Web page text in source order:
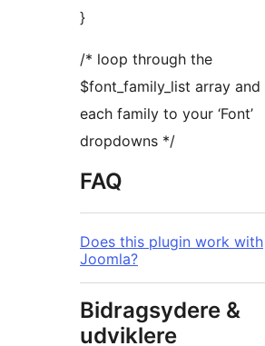
}
/* loop through the
$font_family_list array and
each family to your ‘Font’
dropdowns */
FAQ
Does this plugin work with
Joomla?
Bidragsydere &
udviklere